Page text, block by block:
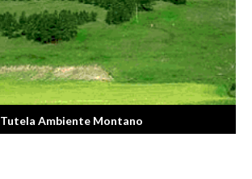
Tutela Ambiente Montano